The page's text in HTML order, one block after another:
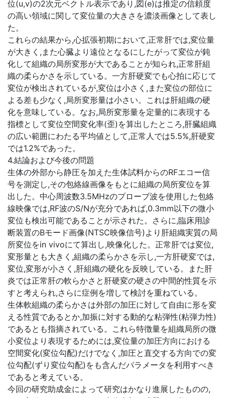
位(u,v)の2次元ベクトル表示であり,図(e)は推定の信頼度
の高い領域に関して変位量の大きさを濃淡画像として表し
た。
これらの結果から,心拡張初期において,正常肝では,変位量
が大きく,また心臓より遠位となるにしたがって変位が鈍
化して組織の局所変形が大であることが知られ,正常肝組
織の柔らかさを示している。一方肝硬変でも心拍に応じて
変位が検出されているが,変位は小さく,また変位の部位に
よる差も少なく,局所変形量は小さい。これは肝組織の硬
化を意味している。なお,局所変形量を定量的に表現する
指標として変位空間変化率(歪)を算出したところ,肝臓組織
の広い範囲にわたる平均値として,正常人では5.5%,肝硬変
では1.2%であった。
4.結論および今後の問題
生体の外部から静圧を加えた生体試料からのRFエコー信
号を測定し,その包絡線画像をもとに組織の局所変位を算
出した。中心周波数3.5MHzのプローブ波を使用した包絡
線映像では,RF波のS/Nが充分であれば,0.3mm以下の微小
変位も検出可能であることが示された。さらに,臨床用診
断装置のBモード画像(NTSC映像信号)より肝組織実質の局
所変位をin vivoにて算出し,映像化した。正常肝では変位,
変形量とも大きく,組織の柔らかさを示し,一方肝硬変では,
変位,変形が小さく,肝組織の硬化を反映している。また肝
炎では正常肝の軟らかさと肝硬変の硬さの中間的性質を示
すと考えられ,さらに症例を増して検討を重ねている。
生体軟組織の柔らかさは外部の加圧に対して自由に形を変
える性質であるとか,加振に対する動的な粘弾性(粘弾力性)
であるとも指摘されている。これら特徴量を組織局所の微
小変位より表現するためには,変位量の加圧方向における
空間変化(変位勾配)だけでなく,加圧と直交する方向での変
位勾配(ずり変位勾配)をも含んだパラメータを利用すべき
であると考えている。
今回の研究助成金によって研究はかなり進展したものの,